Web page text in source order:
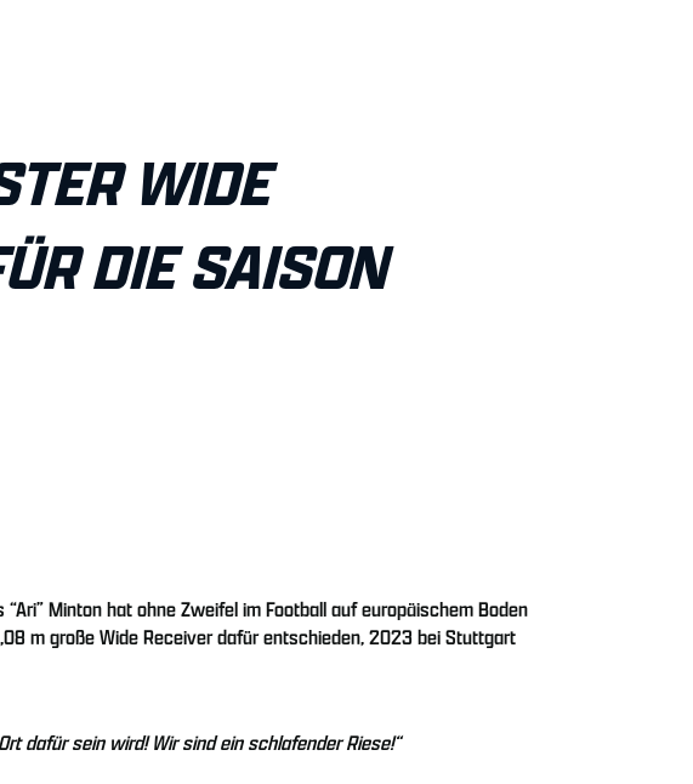
WIDE
DIE SAISON
Minton hat ohne Zweifel im Football auf europäischem Boden
m große Wide Receiver dafür entschieden, 2023 bei Stuttgart
dafür sein wird! Wir sind ein schlafender Riese!“